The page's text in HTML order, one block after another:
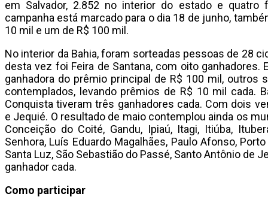
em Salvador, 2.852 no interior do estado e quatro
campanha está marcado para o dia 18 de junho,
10 mil e um de R$ 100 mil.
No interior da Bahia, foram sorteadas pessoas de 28
desta vez foi Feira de Santana, com oito ganhadores.
ganhadora do prêmio principal de R$ 100 mil,
contemplados, levando prêmios de R$ 10 mil cada.
Conquista tiveram três ganhadores cada. Com dois
e Jequié. O resultado de maio contemplou ainda os
Conceição do Coité, Gandu, Ipiaú, Itagi, Itiúba,
Senhora, Luís Eduardo Magalhães, Paulo Afonso,
Santa Luz, São Sebastião do Passé, Santo Antônio de
ganhador cada.
Como participar